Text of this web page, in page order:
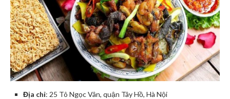
Địa chỉ: 25 Tô Ngọc Vân, quận Tây Hồ, Hà Nội